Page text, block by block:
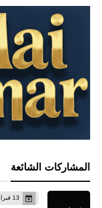
المشاركات الشائعة
13 فبراير 2020